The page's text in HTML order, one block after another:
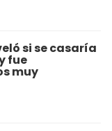
si se casaría
fue
muy